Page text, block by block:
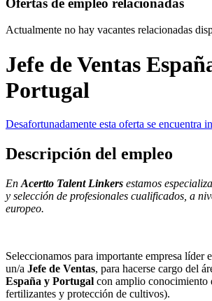
Actualmente no hay vacantes relacionadas
Jefe de Ventas
Portugal
Desafortunadamente esta oferta se encuentra
Descripción del empleo
En Acertto Talent Linkers estamos
y selección de profesionales cualificados, a
europeo.
Seleccionamos para importante empresa líder
un/a Jefe de Ventas, para hacerse cargo del
España y Portugal con amplio conocimiento
fertilizantes y protección de cultivos).